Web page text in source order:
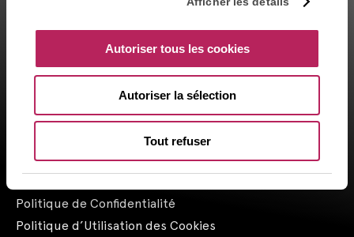
Autoriser tous les cookies
Autoriser la sélection
Tout refuser
registered by the Orias under the number 14003497 since the
05/28/2014. CAPZA Transition SAS, subsidiary majority owned by
CAPZA, has financial investment advisor status (CIF in France)
Mentions Légales
Politique de Confidentialité
Politique d’Utilisation des Cookies